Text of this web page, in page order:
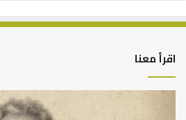
اقرأ معنا
كيف